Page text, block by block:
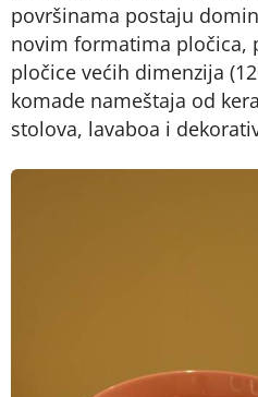
površinama postaju
novim formatima pločica,
pločice većih dimenzija
komade nameštaja od
stolova, lavaboa i